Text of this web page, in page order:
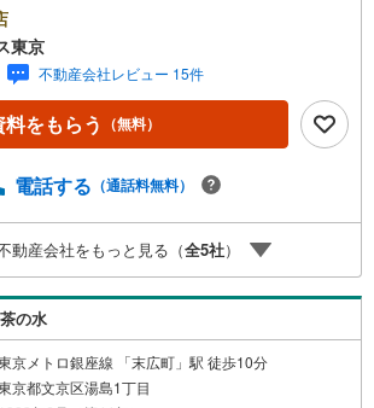
ライトがもらえる「Yahoo！ 不動産 物件ご成約
ン」の対象になります。「資料をもらう」「見
る」ボタンからお問い合わせください。※必ずY
IDでログインしてください。※PayPayボー
は出金と譲渡はできません。ご案内・詳細な資
はお気軽にどうぞ♪お電話でのお問い合わせも
東京
不動産会社レビュー 15件
料をもらう （無料）
電話する （通話料無料）
動産会社をもっと見る（全5社）
の水
京メトロ銀座線 「末広町」駅 徒歩10分
京都文京区湯島1丁目